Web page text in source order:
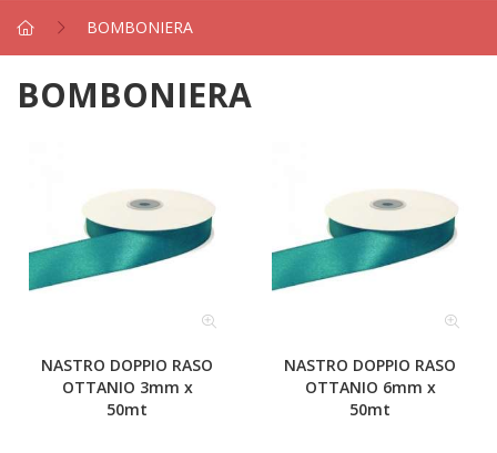
BOMBONIERA
BOMBONIERA
NASTRO DOPPIO RASO
OTTANIO 3mm x
50mt
NASTRO DOPPIO RASO
OTTANIO 6mm x
50mt